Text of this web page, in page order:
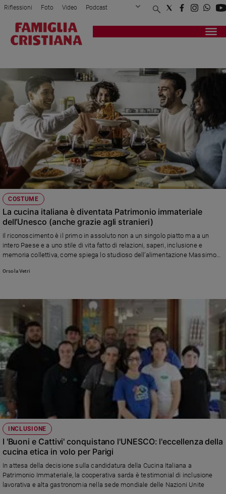
Attualità
Mondo
Economia
Legalità
giustizia
Sport
Interviste
Papa
Papa
Chiesa
Chiesa
e
Santi
Devozione
fede
Parola
del
giorno
Società
e
valori
e
Riflessioni Foto Video Podcast
Privacy Policy Chi siamo
Registrati Redazione
COSTUME
La cucina italiana è diventata Patrimonio immateriale
dell’Unesco (anche grazie agli stranieri)
Il riconoscimento è il primo in assoluto non a un singolo piatto ma a un
intero Paese e a uno stile di vita fatto di relazioni, saperi, inclusione e
memoria collettiva, come spiega lo studioso dell’alimentazione Massimo
contaminazione con le tradizioni straniere»
Orsola Vetri
INCLUSIONE
I 'Buoni e Cattivi' conquistano l'UNESCO: l'eccellenza della
cucina etica in volo per Parigi
In attesa della decisione sulla candidatura della Cucina Italiana a
Patrimonio Immateriale, la cooperativa sarda è testimonial di inclusione
lavorativa e alta gastronomia nella sede mondiale delle Nazioni Unite